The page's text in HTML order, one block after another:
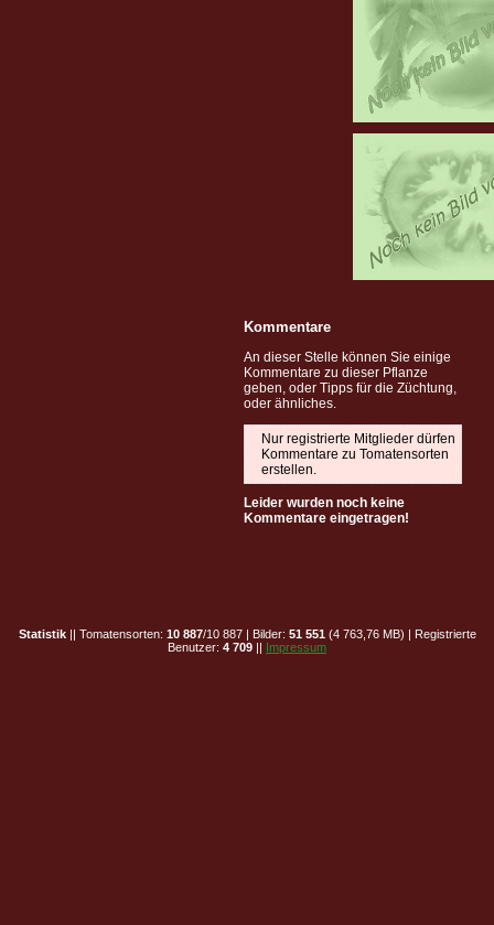
Kommentare
An dieser Stelle können Sie einige
Kommentare zu dieser Pflanze
geben, oder Tipps für die Züchtung,
oder ähnliches.
Nur registrierte Mitglieder dürfen
Kommentare zu Tomatensorten
erstellen.
Leider wurden noch keine
Kommentare eingetragen!
Statistik|| Tomatensorten: 10 887/10 887 | Bilder: 51 551 (4 763,76 MB) | Registrierte
Benutzer: 4 709 || Impressum